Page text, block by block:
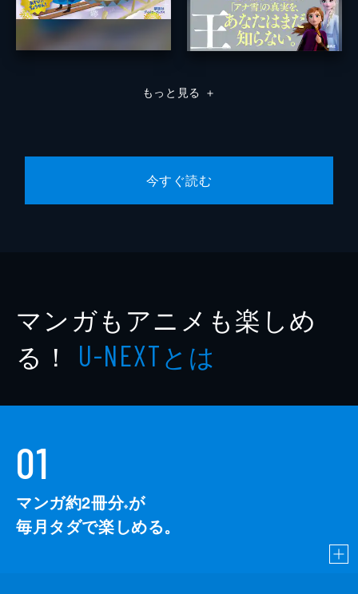
もっと見る ＋
今すぐ読む
マンガもアニメも楽しめ
る！ U-NEXTとは
01
マンガ約2冊分※が
毎月タダで楽しめる。